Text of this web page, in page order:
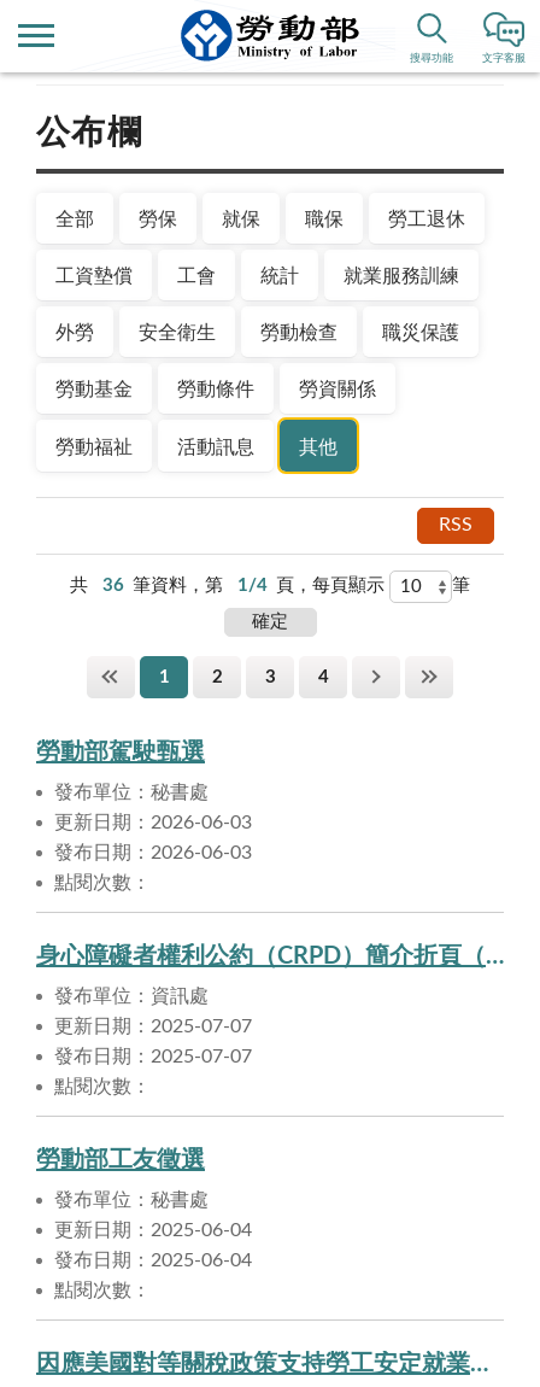
文字客服
搜尋功能
新聞公告
公布欄
全部 勞保 就保 職保 勞工退休
工資墊償 工會 統計 就業服務訓練
外勞 安全衛生 勞動檢查 職災保護
勞動基金 勞動條件 勞資關係
勞動福祉 活動訊息 其他
RSS
共 36 筆資料，第 1/4 頁，每頁顯示 筆
1 2 3 4
勞動部駕駛甄選
發布單位：秘書處
更新日期：2026-06-03
發布日期：2026-06-03
點閱次數：
身心障礙者權利公約（CRPD）簡介折頁（2025年新版）
發布單位：資訊處
更新日期：2025-07-07
發布日期：2025-07-07
點閱次數：
勞動部工友徵選
發布單位：秘書處
更新日期：2025-06-04
發布日期：2025-06-04
點閱次數：
因應美國對等關稅政策支持勞工安定就業推動要點